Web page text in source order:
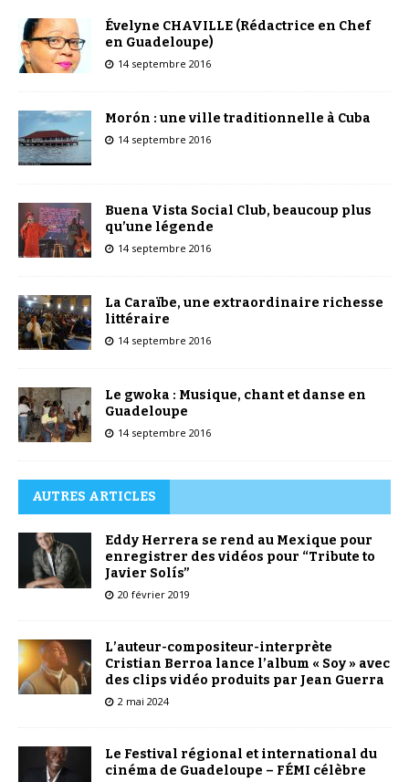
Évelyne CHAVILLE (Rédactrice en Chef
en Guadeloupe)
14 septembre 2016
Morón : une ville traditionnelle à Cuba
14 septembre 2016
Buena Vista Social Club, beaucoup plus
qu’une légende
14 septembre 2016
La Caraïbe, une extraordinaire richesse
littéraire
14 septembre 2016
Le gwoka : Musique, chant et danse en
Guadeloupe
14 septembre 2016
AUTRES ARTICLES
Eddy Herrera se rend au Mexique pour
enregistrer des vidéos pour “Tribute to
Javier Solís”
20 février 2019
L’auteur-compositeur-interprète
Cristian Berroa lance l’album « Soy » avec
des clips vidéo produits par Jean Guerra
2 mai 2024
Le Festival régional et international du
cinéma de Guadeloupe – FÉMI célèbre